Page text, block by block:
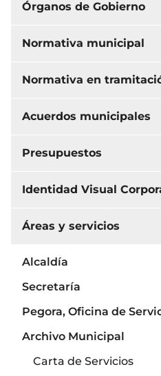
Órganos de Gobierno
Normativa municipal
Normativa en
Acuerdos municipales
Presupuestos
Identidad Visual
Áreas y servicios
Alcaldía
Secretaría
Pegora, Oficina de
Archivo Municipal
Carta de Servicios